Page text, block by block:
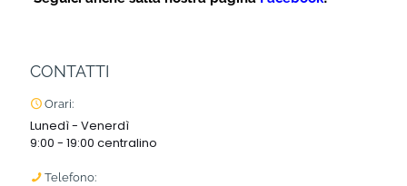
CONTATTI
Orari:
Lunedì - Venerdì
9:00 - 19:00 centralino
Telefono: